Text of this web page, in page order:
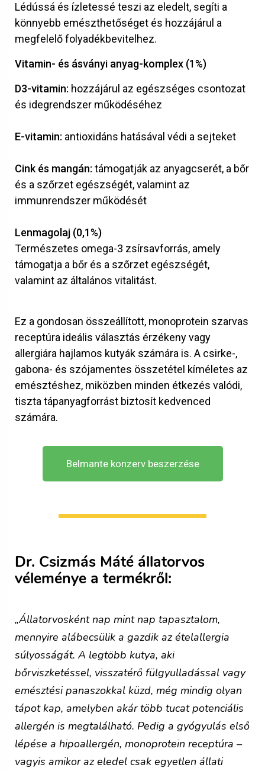
Lédússá és ízletessé teszi az eledelt, segíti a
könnyebb emészthetőséget és hozzájárul a
megfelelő folyadékbevitelhez.
Vitamin- és ásványi anyag-komplex (1%)
D3-vitamin: hozzájárul az egészséges csontozat
és idegrendszer működéséhez
E-vitamin: antioxidáns hatásával védi a sejteket
Cink és mangán: támogatják az anyagcserét, a bőr
és a szőrzet egészségét, valamint az
immunrendszer működését
Lenmagolaj (0,1%)
Természetes omega-3 zsírsavforrás, amely
támogatja a bőr és a szőrzet egészségét,
valamint az általános vitalitást.
Ez a gondosan összeállított, monoprotein szarvas
receptúra ideális választás érzékeny vagy
allergiára hajlamos kutyák számára is. A csirke-,
gabona- és szójamentes összetétel kíméletes az
emésztéshez, miközben minden étkezés valódi,
tiszta tápanyagforrást biztosít kedvenced
számára.
Belmante konzerv beszerzése
Dr. Csizmás Máté állatorvos
véleménye a termékről:
„Állatorvosként nap mint nap tapasztalom,
mennyire alábecsülik a gazdik az ételallergia
súlyosságát. A legtöbb kutya, aki
bőrviszketéssel, visszatérő fülgyulladással vagy
emésztési panaszokkal küzd, még mindig olyan
tápot kap, amelyben akár több tucat potenciális
allergén is megtalálható. Pedig a gyógyulás első
lépése a hipoallergén, monoprotein receptúra –
vagyis amikor az eledel csak egyetlen állati